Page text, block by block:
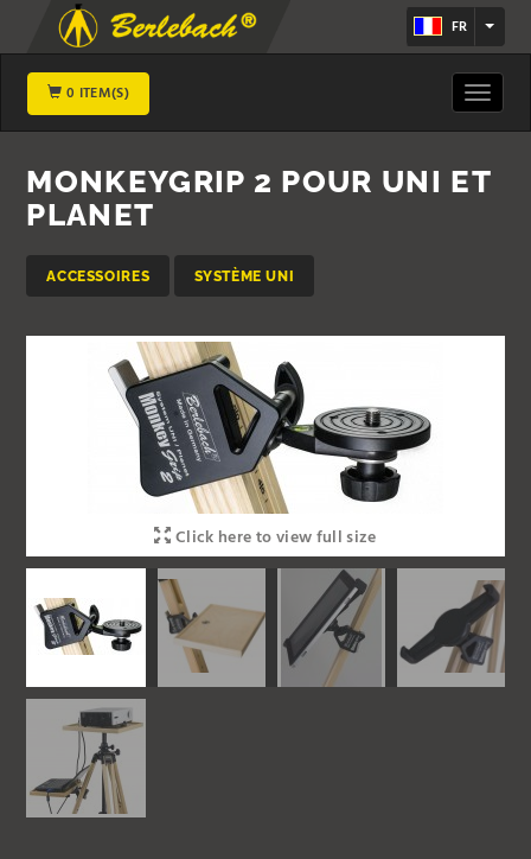
FR
0 ITEM(S)
Toggle
MONKEYGRIP 2 POUR UNI ET
PLANET
ACCESSOIRES SYSTÈME UNI
Click here to view full size